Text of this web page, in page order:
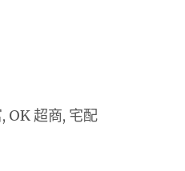
OK 超商, 宅配